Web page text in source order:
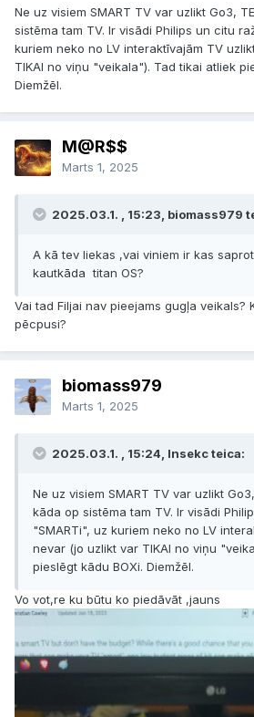
Ne uz visiem SMART TV var uzlikt Go3,
sistēma tam TV. Ir visādi Philips un citu
kuriem neko no LV interaktīvajām TV
TIKAI no viņu "veikala"). Tad tikai atliek
Diemžēl.
M@R$$
Marts 1, 2025
2025.03.1. , 15:23, biomass979
A kā tev liekas ,vai viniem ir kas
kautkāda titan OS?
Vai tad Filjai nav pieejams gugļa veikals?
pēcpusi?
biomass979
Marts 1, 2025
2025.03.1. , 15:24, Insekc teica:
Ne uz visiem SMART TV var uzlikt
kāda op sistēma tam TV. Ir visādi
"SMARTi", uz kuriem neko no LV
nevar (jo uzlikt var TIKAI no viņu
pieslēgt kādu BOXi. Diemžēl.
Vo vot,re ku būtu ko piedāvāt ,jauns